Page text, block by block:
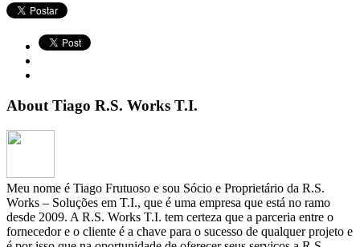
About Tiago R.S. Works T.I.
Meu nome é Tiago Frutuoso e sou Sócio e Proprietário da R.S.
Works – Soluções em T.I., que é uma empresa que está no ramo
desde 2009. A R.S. Works T.I. tem certeza que a parceria entre o
fornecedor e o cliente é a chave para o sucesso de qualquer projeto e